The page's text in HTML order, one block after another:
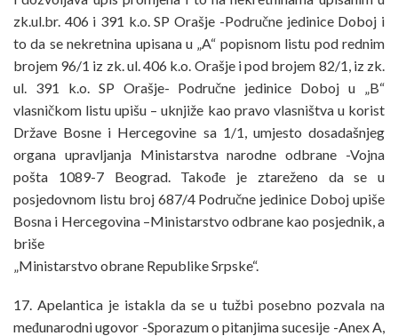
zk.ul.br. 406 i 391 k.o. SP Orašje -Područne jedinice Doboj i
to da se nekretnina upisana u „A“ popisnom listu pod rednim
brojem 96/1 iz zk. ul. 406 k.o. Orašje i pod brojem 82/1, iz zk.
ul. 391 k.o. SP Orašje- Područne jedinice Doboj u „B“
vlasničkom listu upišu – uknjiže kao pravo vlasništva u korist
Države Bosne i Hercegovine sa 1/1, umjesto dosadašnjeg
organa upravljanja Ministarstva narodne odbrane -Vojna
pošta 1089-7 Beograd. Takođe je ztareženo da se u
posjedovnom listu broj 687/4 Područne jedinice Doboj upiše
Bosna i Hercegovina –Ministarstvo odbrane kao posjednik, a
briše
„Ministarstvo obrane Republike Srpske“.
17. Apelantica je istakla da se u tužbi posebno pozvala na
međunarodni ugovor -Sporazum o pitanjima sucesije -Anex A,